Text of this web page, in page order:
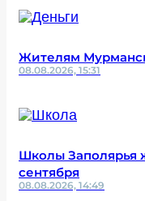
Жителям
08.08.2026, 15:31
Школы Заполярья
сентября
08.08.2026, 14:49